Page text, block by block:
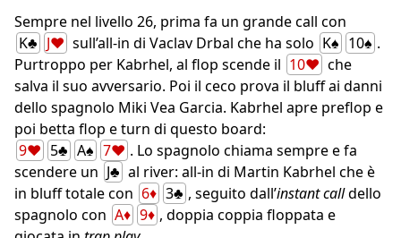
Sempre nel livello 26, prima fa un grande call con
K♣ J♥ sull’all-in di Vaclav Drbal che ha solo K♠ 10♠ .
Purtroppo per Kabrhel, al flop scende il 10♥ che
salva il suo avversario. Poi il ceco prova il bluff ai danni
dello spagnolo Miki Vea Garcia. Kabrhel apre preflop e
poi betta flop e turn di questo board:
9♥ 5♣ A♠ 7♥ . Lo spagnolo chiama sempre e fa
scendere un J♣ al river: all-in di Martin Kabrhel che è
in bluff totale con 6♦ 3♣ , seguito dall’instant calldello
spagnolo con A♦ 9♦ , doppia coppia floppata e